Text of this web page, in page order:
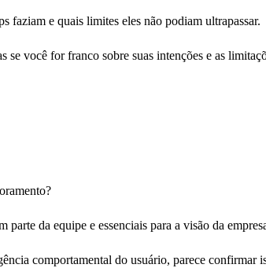
faziam e quais limites eles não podiam ultrapassar.
se você for franco sobre suas intenções e as
da equipe e essenciais para a visão da
comportamental do usuário, parece confirmar